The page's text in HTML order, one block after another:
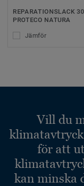
REPARATIONSLACK
PROTECO NATURA
Jämför
Vill du
för att
kan minska